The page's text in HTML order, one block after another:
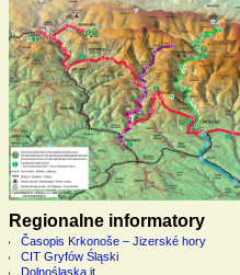
Regionalne informatory
Časopis Krkonoše – Jizerské hory
CIT Gryfów Śląski
Dolnośląska it